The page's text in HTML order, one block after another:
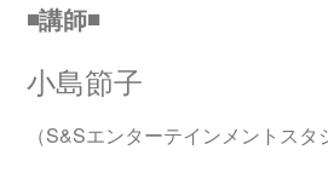
◾️講師◾️
小島節子
（S&Sエンターテインメントスタ